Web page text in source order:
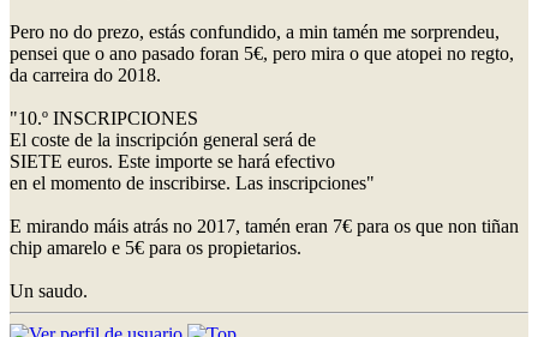
Pero no do prezo, estás confundido, a min tamén me sorprendeu,
pensei que o ano pasado foran 5€, pero mira o que atopei no regto,
da carreira do 2018.
"10.º INSCRIPCIONES
El coste de la inscripción general será de
SIETE euros. Este importe se hará efectivo
en el momento de inscribirse. Las inscripciones"
E mirando máis atrás no 2017, tamén eran 7€ para os que non tiñan
chip amarelo e 5€ para os propietarios.
Un saudo.